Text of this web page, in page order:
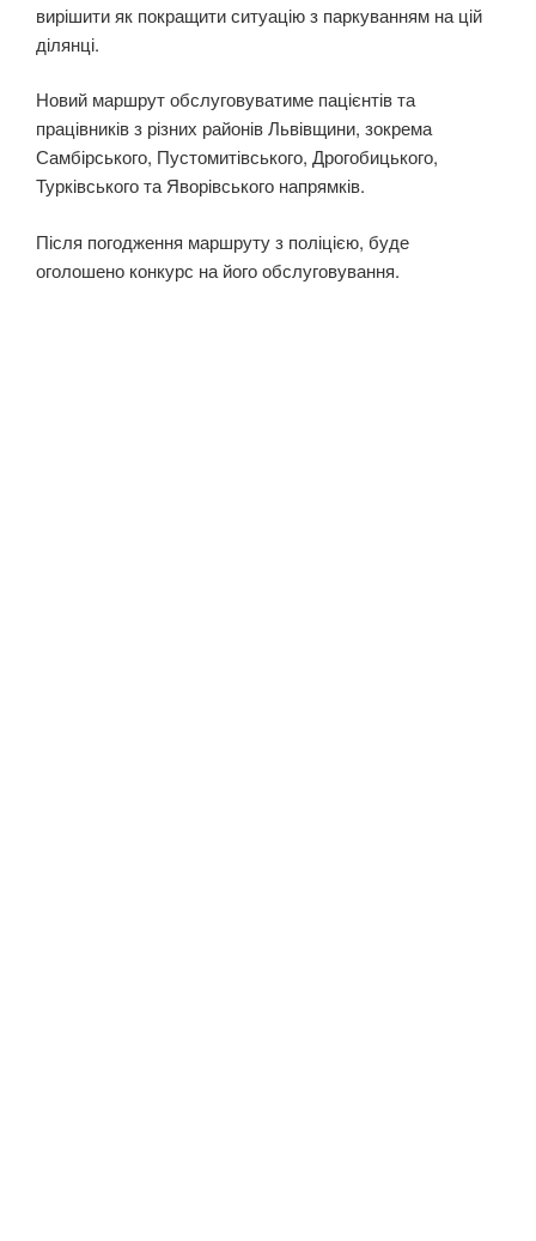
вирішити як покращити ситуацію з паркуванням на цій
ділянці.
Новий маршрут обслуговуватиме пацієнтів та
працівників з різних районів Львівщини, зокрема
Самбірського, Пустомитівського, Дрогобицького,
Турківського та Яворівського напрямків.
Після погодження маршруту з поліцією, буде
оголошено конкурс на його обслуговування.